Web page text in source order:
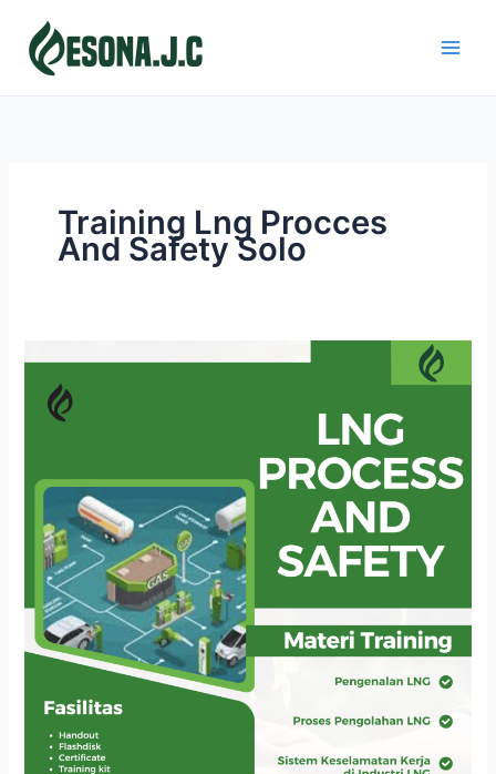
content
Training Lng Procces
And Safety Solo
PROCESS
AND